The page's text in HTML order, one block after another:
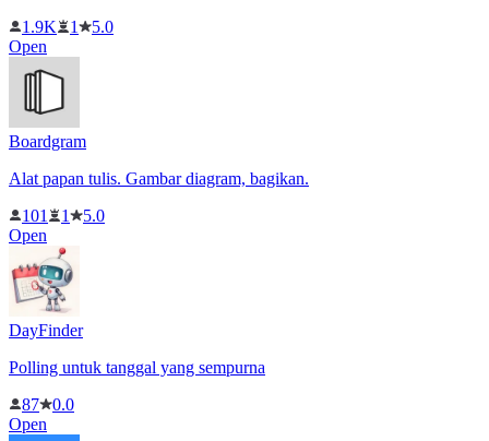
1.9K
1
5.0
Open
Boardgram
Alat papan tulis. Gambar diagram, bagikan.
101
1
5.0
Open
DayFinder
Polling untuk tanggal yang sempurna
87
0.0
Open